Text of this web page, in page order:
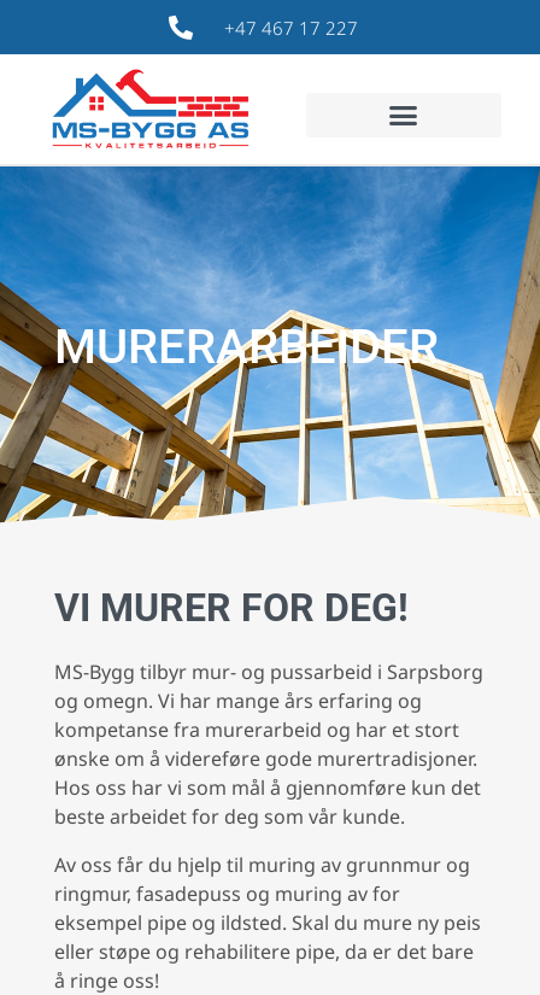
+47 467 17 227
MURERARBEIDER
VI MURER FOR DEG!
MS-Bygg tilbyr mur- og pussarbeid i Sarpsborg
og omegn. Vi har mange års erfaring og
kompetanse fra murerarbeid og har et stort
ønske om å videreføre gode murertradisjoner.
Hos oss har vi som mål å gjennomføre kun det
beste arbeidet for deg som vår kunde.
Av oss får du hjelp til muring av grunnmur og
ringmur, fasadepuss og muring av for
eksempel pipe og ildsted. Skal du mure ny peis
eller støpe og rehabilitere pipe, da er det bare
å ringe oss!